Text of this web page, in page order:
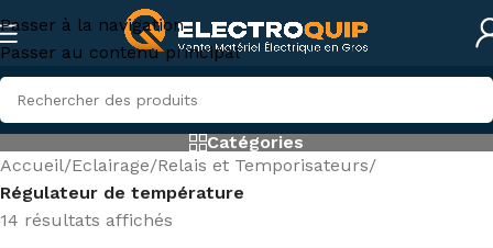
Passer à la navigation
Passer au contenu principal
Catégories
Accueil/Eclairage/Relais et Temporisateurs/
Régulateur de température
14 résultats affichés